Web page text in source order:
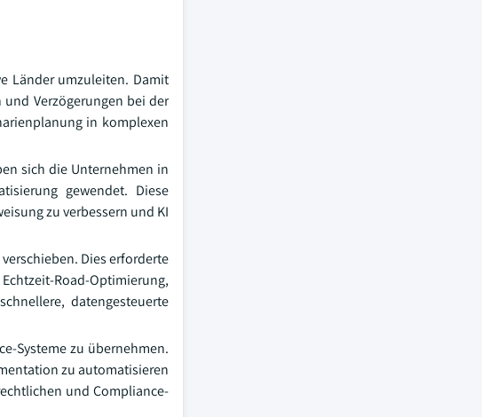
Länder umzuleiten. Damit
Verzögerungen bei der
in komplexen
sich die Unternehmen in
gewendet. Diese
zu verbessern und KI
Dies erforderte
Road-Optimierung,
datengesteuerte
Systeme zu übernehmen.
zu automatisieren
und Compliance-